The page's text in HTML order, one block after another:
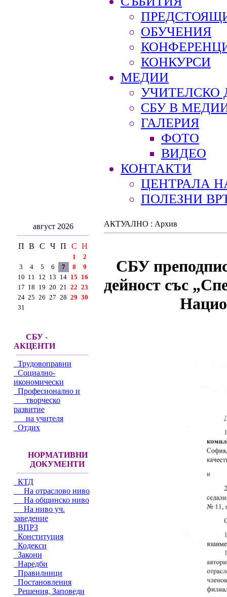
ОБУЧЕНИЯ
КОНКУРСИ
МЕДИИ
УЧИТЕЛСКО
СБУ В
ГАЛЕРИЯ
ФОТО
ВИДЕО
КОНТАКТИ
ЦЕНТРАЛА
ПОЛЕЗНИ
август 2026
П В С Ч П С Н
1
2
3
4 5 6 7 8
9
10 11 12 13 14 15 16
17 18 19 20 21 22 23
24 25 26 27 28 29 30
31
СБУ -
АКЦЕНТИ
Трудовоправни
Социално-
икономически
Професионално и
творческо
развитие
на учителя
Отдих
НОРМАТИВНИ
ДОКУМЕНТИ
КТД
На отраслово ниво
На общинско ниво
На ниво уч.
заведение
ВПРЗ
Конституция
Кодекси
Закони
Наредби
Правилници
Постановления
Решения, Заповеди
АКТУАЛНО : Архив
СБУ
дейност със